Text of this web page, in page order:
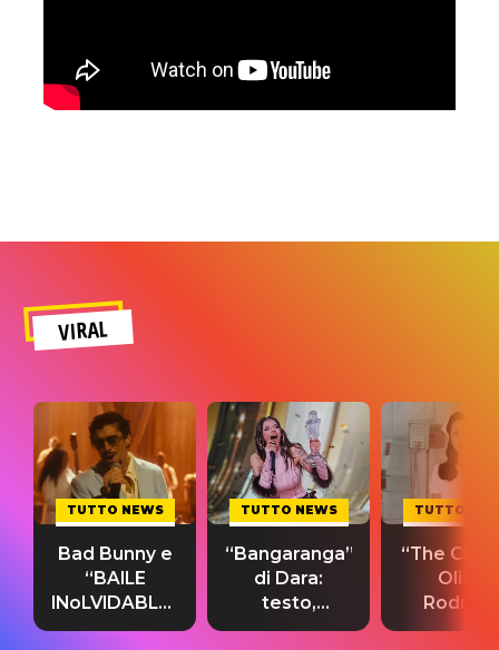
VIRAL
TUTTO NEWS
Bad Bunny e
“BAILE
INoLVIDABLE”:
testo,
TUTTO NEWS
“Bangaranga”
di Dara:
testo,
traduzione e
TUTTO
“The
Olivia
testo,